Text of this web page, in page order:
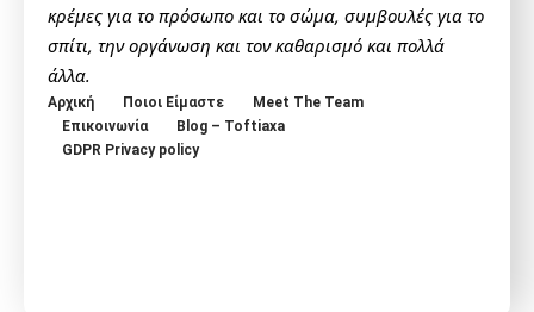
κρέμες για το πρόσωπο και το σώμα, συμβουλές για το
σπίτι, την οργάνωση και τον καθαρισμό και πολλά
άλλα.
Αρχική Ποιοι Είμαστε
Meet The Team
Επικοινωνία
Blog – Toftiaxa
GDPR Privacy policy